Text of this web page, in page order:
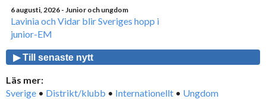
6 augusti, 2026 - Junior och ungdom
Lavinia och Vidar blir Sveriges hopp i
junior-EM
▶ Till senaste nytt
Läs mer:
Sverige • Distrikt/klubb • Internationellt • Ungdom